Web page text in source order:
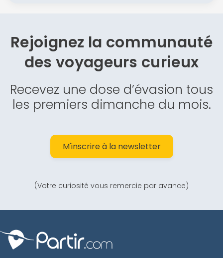
Rejoignez la communauté
desvoyageurs curieux
Recevez une dose d’évasion tous
les premiers dimanche du mois.
M'inscrire à la newsletter
(Votre curiosité vous remercie par avance)